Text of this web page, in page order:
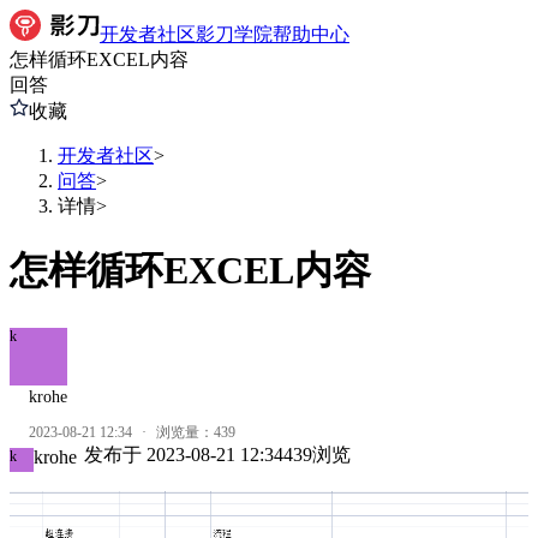
开发者社区影刀学院帮助中心
怎样循环EXCEL内容
回答
收藏
开发者社区>
问答>
详情>
怎样循环EXCEL内容
k
krohe
2023-08-21 12:34 · 浏览量： 439
k
krohe 发布于 2023-08-21 12:34439浏览